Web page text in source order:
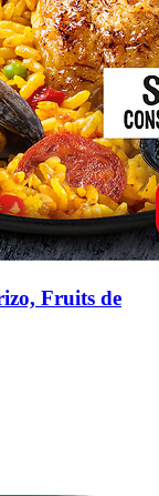
Fruits de